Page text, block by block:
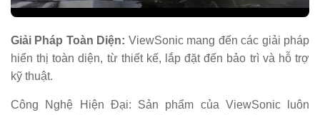
Giải Pháp Toàn Diện: ViewSonic mang đến các giải pháp
hiển thị toàn diện, từ thiết kế, lắp đặt đến bảo trì và hỗ trợ
kỹ thuật.
Công Nghệ Hiện Đại: Sản phẩm của ViewSonic luôn